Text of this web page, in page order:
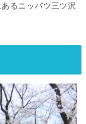
るニッパツ三ツ沢